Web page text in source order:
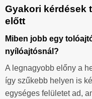
Gyakori kérdések
előtt
Miben jobb egy
nyílóajtósnál?
A legnagyobb előny a
így szűkebb helyen is
egységes felületet ad,